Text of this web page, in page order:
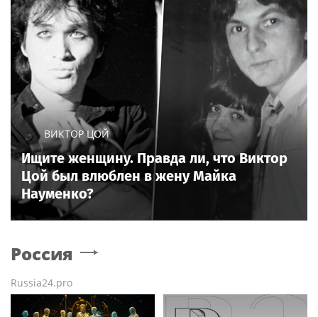
ВИКТОР ЦОЙ
Ищите женщину. Правда ли, что Виктор
Цой был влюблен в жену Майка
Науменко?
Россия
Russia24.pro